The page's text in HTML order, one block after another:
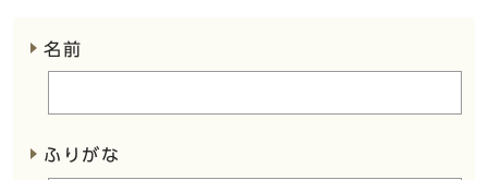
名前
ふりがな